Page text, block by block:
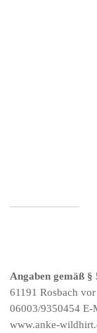
Angaben gemäß
61191 Rosbach
06003/9350454
www.anke-